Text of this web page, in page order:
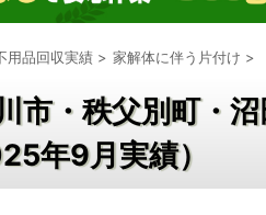
用品回収実績 > 家解体に伴う片付け >
市・秩父別町・
年9月実績）